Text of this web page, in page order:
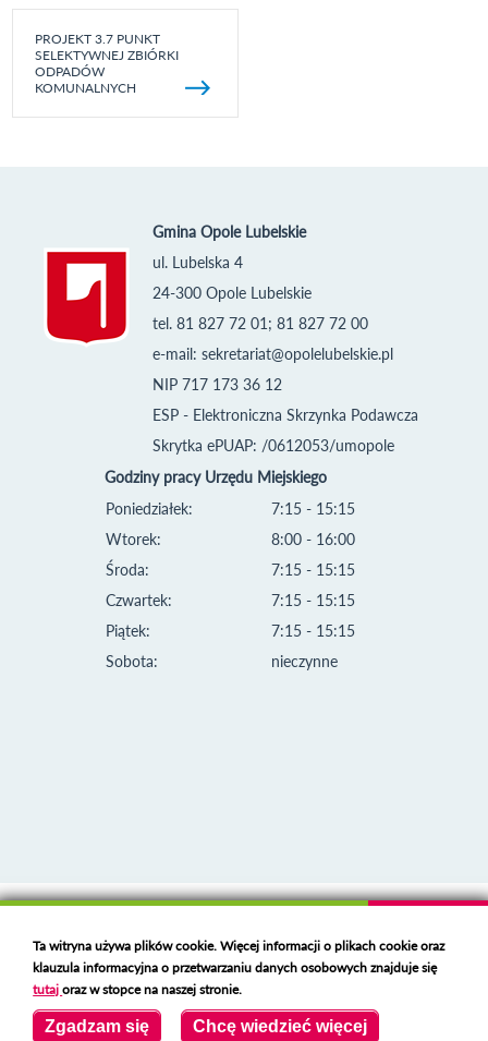
PROJEKT 3.7 PUNKT
SELEKTYWNEJ ZBIÓRKI
ODPADÓW
KOMUNALNYCH
Gmina Opole Lubelskie
ul. Lubelska 4
24-300 Opole Lubelskie
tel. 81 827 72 01; 81 827 72 00
e-mail: sekretariat@opolelubelskie.pl
NIP 717 173 36 12
ESP - Elektroniczna Skrzynka Podawcza
Skrytka ePUAP: /0612053/umopole
Godziny pracy Urzędu Miejskiego
Poniedziałek:
Wtorek:
Środa:
Czwartek:
Piątek:
Sobota:
7:15 - 15:15
8:00 - 16:00
7:15 - 15:15
7:15 - 15:15
7:15 - 15:15
nieczynne
Deklaracja dostępności
Polski serwer RBLhttps://polspam.pl/
Copyright 2023 Urząd Miejski w Opolu Lubelskim
Created byVOBACOM Odnośnik otworzy się w nowym oknie
Ta witryna używa plików cookie. Więcej informacji o plikach cookie oraz
klauzula informacyjna o przetwarzaniu danych osobowych znajduje się
tutajoraz w stopce na naszej stronie.
Zgadzam się Chcę wiedzieć więcej